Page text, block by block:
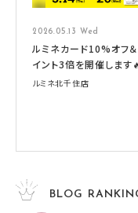
2026.05.13 Wed
ルミネカード10%オフ
イント3倍を開催します
ルミネ北千住店
BLOG